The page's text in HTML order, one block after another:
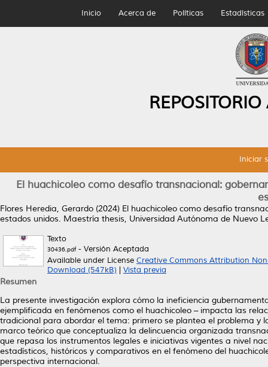
Inicio Acerca de Políticas Estadísticas
Iniciar
El huachicoleo como desafío transnacional:
Flores Heredia, Gerardo (2024) El huachicoleo como desafío
estados unidos. Maestría thesis, Universidad Autónoma de Nuevo
Texto
30436.pdf- Versión Aceptada
Available under License Creative Commons Attribution
Download (547kB)
Vista previa
Resumen
La presente investigación explora cómo la ineficiencia
ejemplificada en fenómenos como el huachicoleo – impacta las
tradicional para abordar el tema: primero se plantea el problema y
marco teórico que conceptualiza la delincuencia organizada
que repasa los instrumentos legales e iniciativas vigentes a nivel
estadísticos, históricos y comparativos en el fenómeno del
perspectiva internacional.